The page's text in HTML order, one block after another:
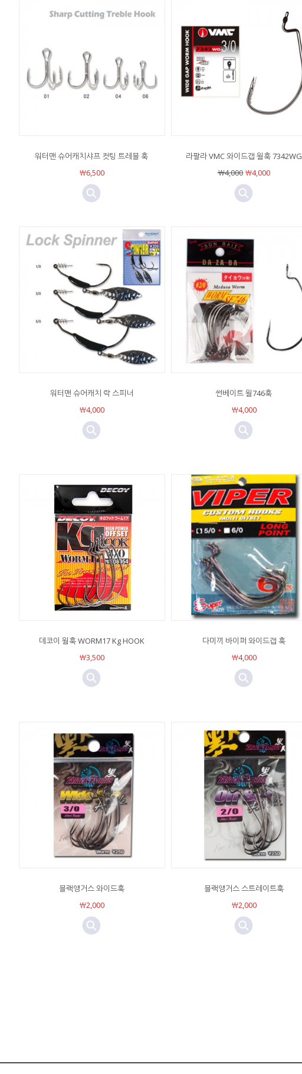
워터맨 슈어캐치샤프 컷팅 트레블 훅
￦6,500
라팔라 VMC 와이드갭 웜훅 7342WG
￦4,000￦4,000
워터맨 슈어캐치 락 스피너
￦4,000
썬베이트 웜746훅
￦4,000
데코이 웜훅 WORM17 Kg HOOK
￦3,500
다미끼 바이퍼 와이드갭 훅
￦4,000
블랙앵거스 와이드훅
￦2,000
블랙앵거스 스트레이트훅
￦2,000